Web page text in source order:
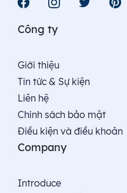
Công ty
Giới thiệu
Tin tức & Sự kiện
Liên hệ
Chính sách bảo mật
Điều kiện và điều khoản
Company
Introduce